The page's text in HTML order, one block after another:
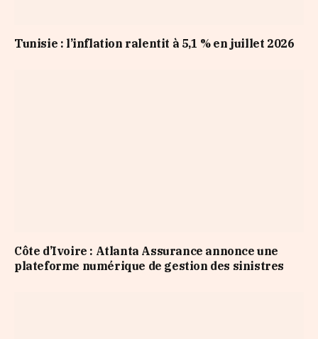
Tunisie : l’inflation ralentit à 5,1 % en juillet 2026
Côte d’Ivoire : Atlanta Assurance annonce une
plateforme numérique de gestion des sinistres